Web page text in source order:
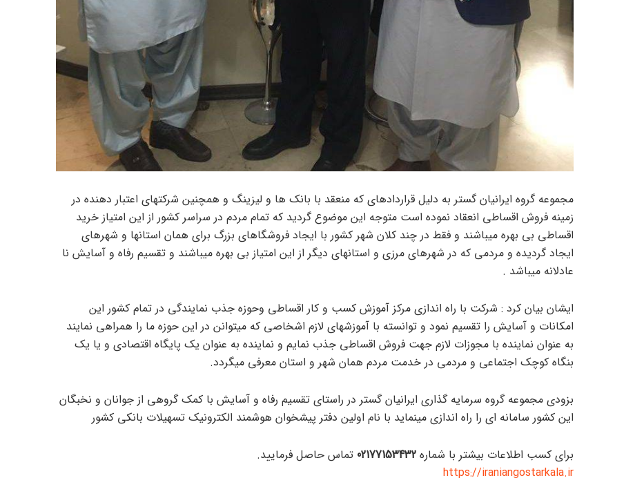
مجموعه گروه ایرانیان گستر به دلیل قراردادهای که منعقد با بانک ها و لیزینگ و همچنین شرکتهای اعتبار دهنده در
زمینه فروش اقساطی انعقاد نموده است متوجه این موضوع گردید که تمام مردم در سراسر کشور از این امتیاز خرید
اقساطی بی بهره میباشند و فقط در چند کلان شهر کشور با ایجاد فروشگاهای بزرگ برای همان استانها و شهرهای
ایجاد گردیده و مردمی که در شهرهای مرزی و استانهای دیگر از این امتیاز بی بهره میباشند و تقسيم رفاه و آسایش نا
عادلانه میباشد .
ایشان بیان کرد : شرکت با راه اندازی مرکز آموزش کسب و کار اقساطی وحوزه جذب نمایندگی در تمام کشور این
امکانات و آسایش را تقسیم نمود و توانسته با آموزشهای لازم اشخاصی که میتوانن در این حوزه ما را همراهی نمایند
به عنوان نماینده با مجوزات لازم جهت فروش اقساطی جذب نمایم و نماینده به عنوان یک پایگاه اقتصادی و یا یک
بنگاه کوچک اجتماعی و مردمی در خدمت مردم همان شهر و استان معرفی میگردد.
بزودی مجموعه گروه سرمایه گذاری ایرانیان گستر در راستای تقسیم رفاه و آسایش با کمک گروهی از جوانان و نخبگان
این کشور سامانه ای را راه اندازی مینماید با نام اولین دفتر پیشخوان هوشمند الکترونیک تسهیلات بانکی کشور
برای کسب اطلاعات بیشتر با شماره 02177153432 تماس حاصل فرمایید.
https://iraniangostarkala.ir